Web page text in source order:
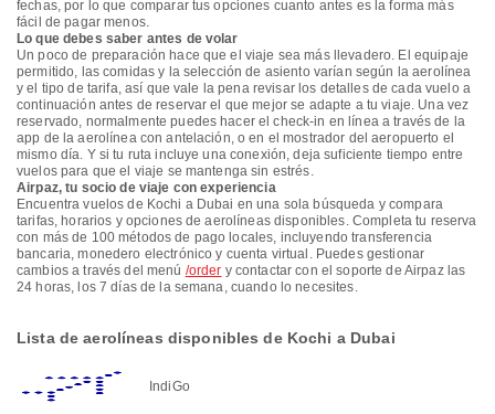
fechas, por lo que comparar tus opciones cuanto antes es la forma más
fácil de pagar menos.
Lo que debes saber antes de volar
Un poco de preparación hace que el viaje sea más llevadero. El equipaje
permitido, las comidas y la selección de asiento varían según la aerolínea
y el tipo de tarifa, así que vale la pena revisar los detalles de cada vuelo a
continuación antes de reservar el que mejor se adapte a tu viaje. Una vez
reservado, normalmente puedes hacer el check-in en línea a través de la
app de la aerolínea con antelación, o en el mostrador del aeropuerto el
mismo día. Y si tu ruta incluye una conexión, deja suficiente tiempo entre
vuelos para que el viaje se mantenga sin estrés.
Airpaz, tu socio de viaje con experiencia
Encuentra vuelos de Kochi a Dubai en una sola búsqueda y compara
tarifas, horarios y opciones de aerolíneas disponibles. Completa tu reserva
con más de 100 métodos de pago locales, incluyendo transferencia
bancaria, monedero electrónico y cuenta virtual. Puedes gestionar
cambios a través del menú /order y contactar con el soporte de Airpaz las
24 horas, los 7 días de la semana, cuando lo necesites.
Lista de aerolíneas disponibles de Kochi a Dubai
IndiGo